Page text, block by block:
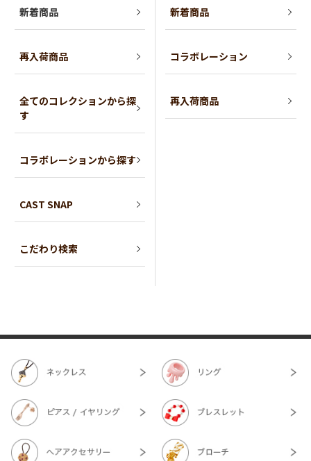
新着商品
再入荷商品
全てのコレクションから探
す
コラボレーションから探す
CAST SNAP
こだわり検索
新着商品
コラボレーション
再入荷商品